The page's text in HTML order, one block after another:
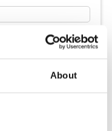
About